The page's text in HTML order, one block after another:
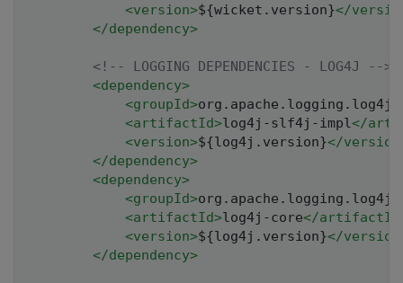
<version>${wicket.version}</
</dependency>
<!-- LOGGING DEPENDENCIES - LOG4J -->
<dependency>
<groupId>org.apache.logging.log4j
<artifactId>log4j-slf4j-impl</
<version>${log4j.version}</version
</dependency>
<dependency>
<groupId>org.apache.logging.log4j
<artifactId>log4j-core</artifactId
<version>${log4j.version}</version
</dependency>